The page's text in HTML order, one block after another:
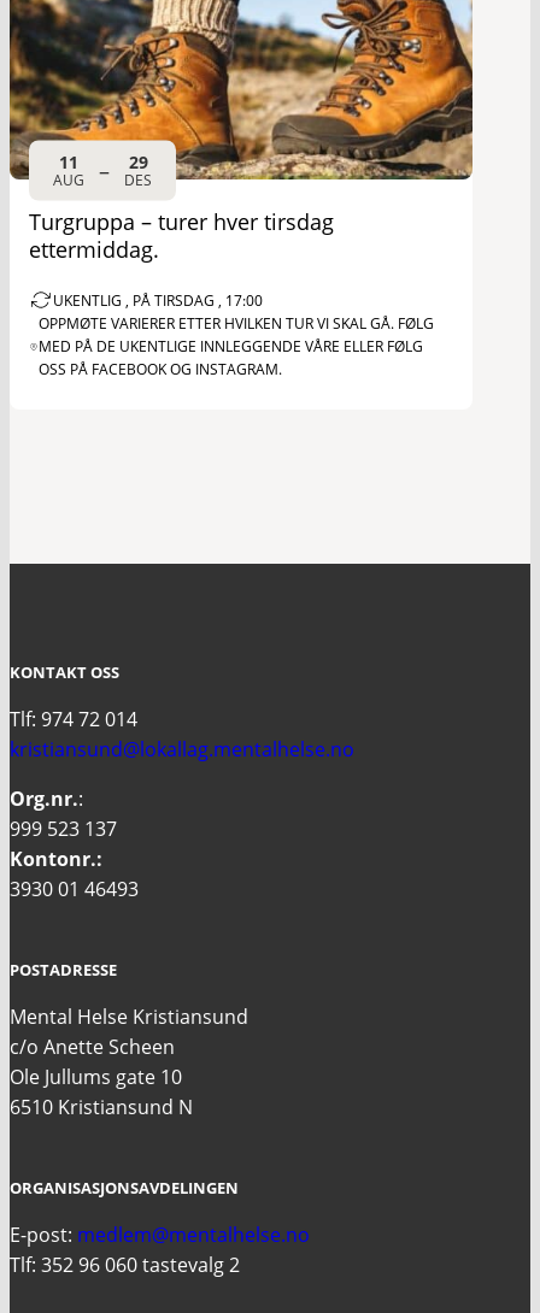
11
AUG – 29
DES
Turgruppa – turer hver tirsdag
ettermiddag.
UKENTLIG , PÅ TIRSDAG , 17:00
OPPMØTE VARIERER ETTER HVILKEN TUR VI SKAL GÅ. FØLG
MED PÅ DE UKENTLIGE INNLEGGENDE VÅRE ELLER FØLG
OSS PÅ FACEBOOK OG INSTAGRAM.
KONTAKT OSS
Tlf: 974 72 014
kristiansund@lokallag.mentalhelse.no
Org.nr.:
999 523 137
Kontonr.:
3930 01 46493
POSTADRESSE
Mental Helse Kristiansund
c/o Anette Scheen
Ole Jullums gate 10
6510 Kristiansund N
ORGANISASJONSAVDELINGEN
E-post: medlem@mentalhelse.no
Tlf: 352 96 060 tastevalg 2